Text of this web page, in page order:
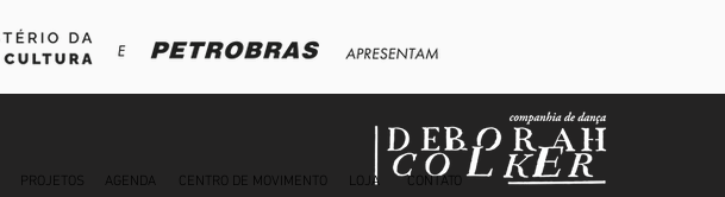
PROJETOS AGENDA CENTRO DE MOVIMENTO LOJA CONTATO